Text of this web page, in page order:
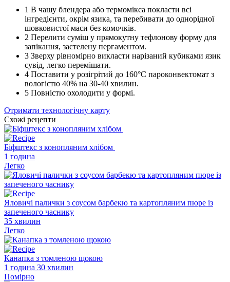
1 В чашу блендера або термомікса покласти всі
інгредієнти, окрім язика, та перебивати до однорідної
шовковистої маси без комочків.
2 Перелити суміш у прямокутну тефлонову форму для
запікання, застелену пергаментом.
3 Зверху рівномірно викласти нарізаний кубиками язик
сувід, легко перемішати.
4 Поставити у розігрітий до 160°C пароконвектомат з
вологістю 40% на 30-40 хвилин.
5 Повністю охолодити у формі.
Отримати технологічну карту
Схожі рецепти
Біфштекс з конопляним хлібом
1 година
Легко
Яловичі палички з соусом барбекю та картопляним пюре із
запеченого часнику
35 хвилин
Легко
Канапка з томленою щокою
1 година 30 хвилин
Помірно